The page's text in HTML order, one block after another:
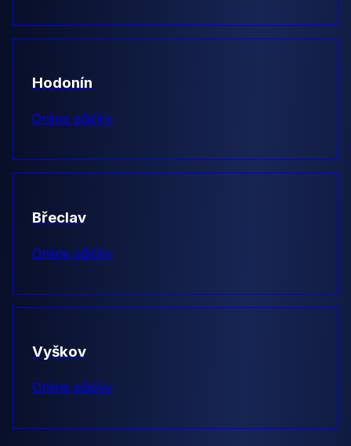
Hodonín
Online půjčky
Břeclav
Online půjčky
Vyškov
Online půjčky